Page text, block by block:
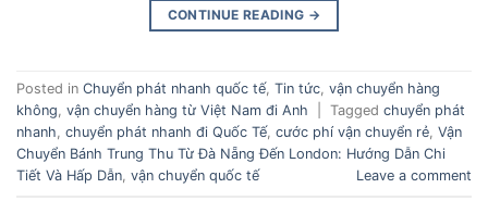
CONTINUE READING →
Posted in Chuyển phát nhanh quốc tế, Tin tức, vận chuyển hàng
không, vận chuyển hàng từ Việt Nam đi Anh Tagged chuyển phát
nhanh, chuyển phát nhanh đi Quốc Tế, cước phí vận chuyển rẻ, Vận
Chuyển Bánh Trung Thu Từ Đà Nẵng Đến London: Hướng Dẫn Chi
Tiết Và Hấp Dẫn, vận chuyển quốc tế Leave a comment